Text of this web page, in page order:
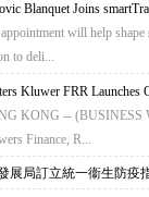
Blanquet Joins
will help shape
to deli...
Kluwer FRR Launches
KONG -- (BUSINESS
Finance, R...
展局訂立統一衞生防疫